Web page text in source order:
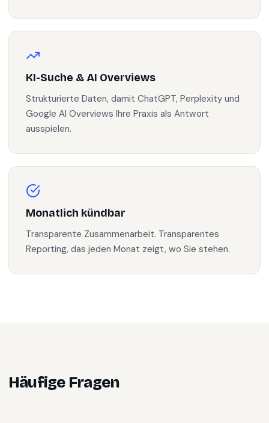
KI-Suche & AI Overviews
Strukturierte Daten, damit ChatGPT, Perplexity und
Google AI Overviews Ihre Praxis als Antwort
ausspielen.
Monatlich kündbar
Transparente Zusammenarbeit. Transparentes
Reporting, das jeden Monat zeigt, wo Sie stehen.
Häufige Fragen